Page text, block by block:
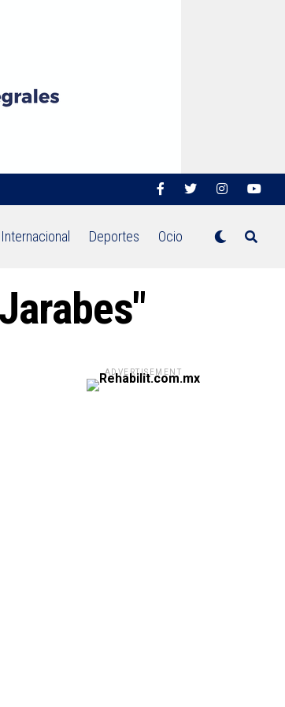
Internacional Deportes Ocio
ADVERTISEMENT